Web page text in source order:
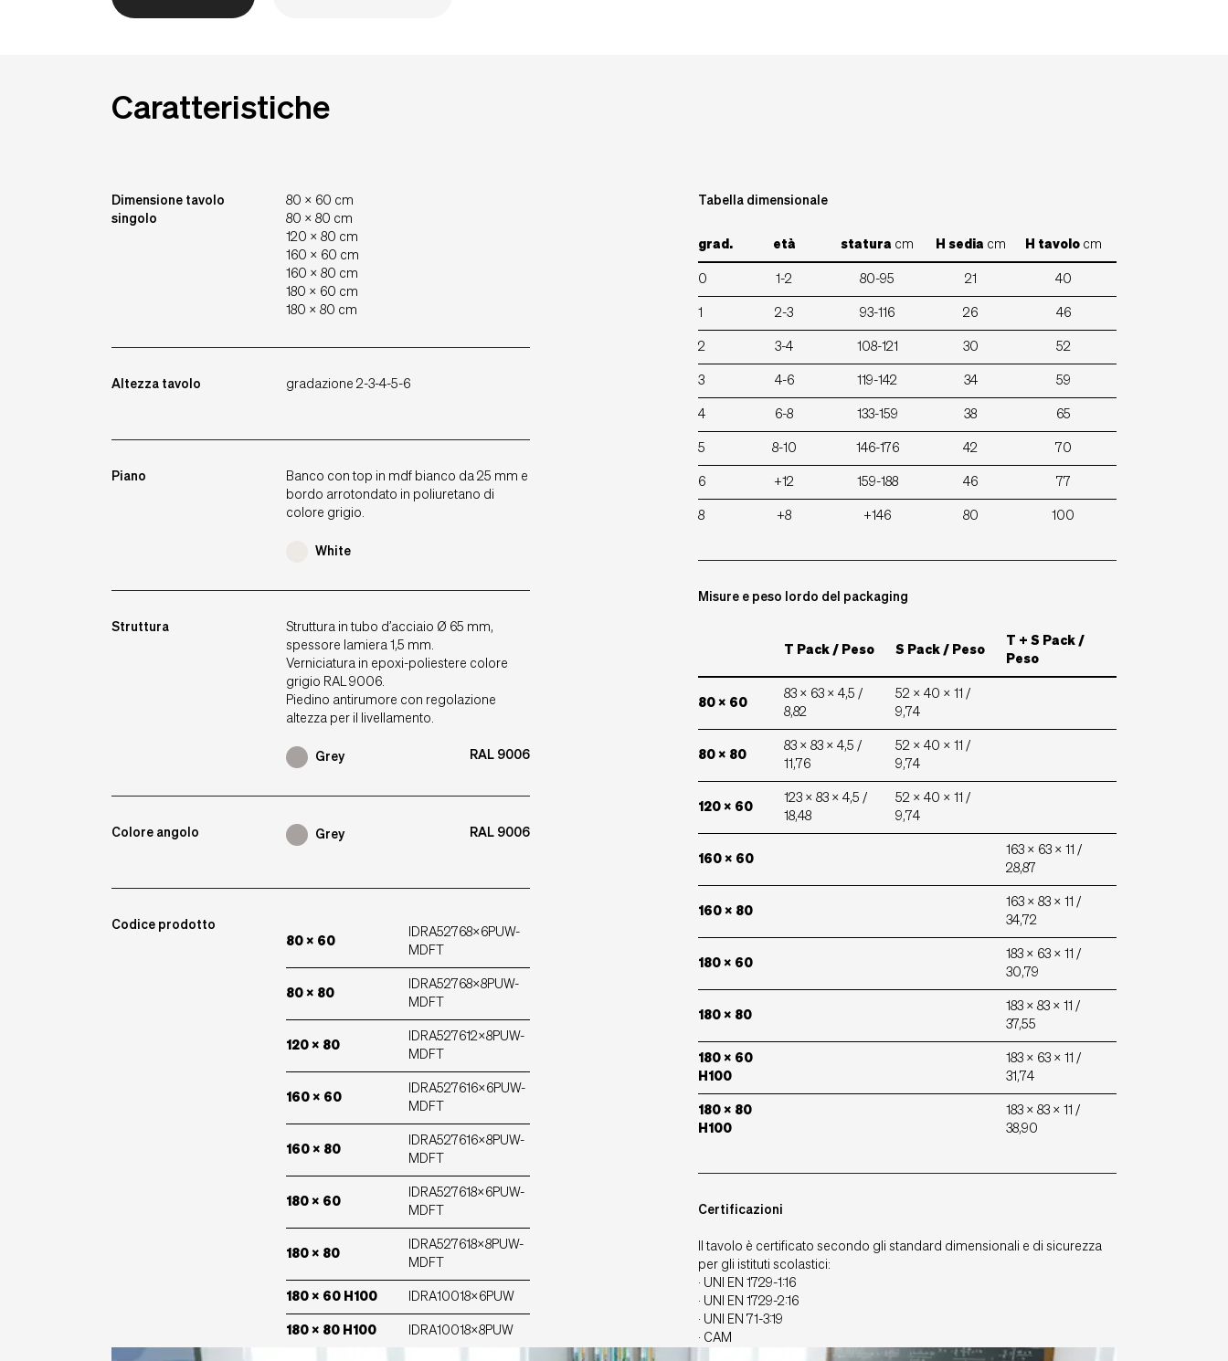
Caratteristiche
Dimensione tavolo
singolo
80 x 60 cm
80 x 80 cm
120 x 80 cm
160 x 60 cm
160 x 80 cm
180 x 60 cm
180 x 80 cm
Altezza tavolo gradazione 2-3-4-5-6
Piano
Banco con top in mdf bianco da 25 mm e
bordo arrotondato in poliuretano di
colore grigio.
White
Struttura
Struttura in tubo d’acciaio Ø 65 mm,
spessore lamiera 1,5 mm.
Verniciatura in epoxi-poliestere colore
grigio RAL 9006.
Piedino antirumore con regolazione
altezza per il livellamento.
Grey RAL 9006
Colore angolo Grey RAL 9006
Codice prodotto
80 x 60
IDRA52768X6PUW-
MDFT
80 x 80
IDRA52768X8PUW-
MDFT
120 x 80
IDRA527612X8PUW-
MDFT
160 x 60
IDRA527616X6PUW-
MDFT
160 x 80
IDRA527616X8PUW-
MDFT
180 x 60
IDRA527618X6PUW-
MDFT
180 x 80
IDRA527618X8PUW-
MDFT
180 x 60 H100 IDRA10018X6PUW
180 x 80 H100 IDRA10018X8PUW
Tabella dimensionale
grad. età statura cm H sedia cm H tavolocm
0 1-2 80-95 21 40
1 2-3 93-116 26 46
2 3-4 108-121 30 52
3 4-6 119-142 34 59
4 6-8 133-159 38 65
5 8-10 146-176 42 70
6 +12 159-188 46 77
8 +8 +146 80 100
Misure e peso lordo del packaging
T Pack / Peso S Pack / Peso
T + S Pack /
Peso
80 x 60
83 x 63 x 4,5 /
8,82
52 x 40 x 11 /
9,74
80 x 80
83 x 83 x 4,5 /
11,76
52 x 40 x 11 /
9,74
120 x 60
123 x 83 x 4,5 /
18,48
52 x 40 x 11 /
9,74
160 x 60
163 x 63 x 11 /
28,87
160 x 80
163 x 83 x 11 /
34,72
180 x 60
183 x 63 x 11 /
30,79
180 x 80
183 x 83 x 11 /
37,55
180 x 60
H100
183 x 63 x 11 /
31,74
180 x 80
H100
183 x 83 x 11 /
38,90
Certificazioni
Il tavolo è certificato secondo gli standard dimensionali e di sicurezza
per gli istituti scolastici:
· UNI EN 1729-1:16
· UNI EN 1729-2:16
· UNI EN 71-3:19
· CAM